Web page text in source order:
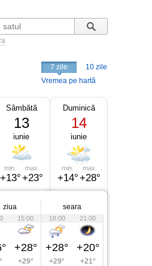
7 zile
10 zile
Vremea pe hartă
Sâmbătă
13
iunie
min.
+13°
max.
+23°
Duminică
14
iunie
min.
+14°
max.
+28°
ziua seara
15:00 18:00 21:00
+28° +28° +20°
+29° +29°
+21°